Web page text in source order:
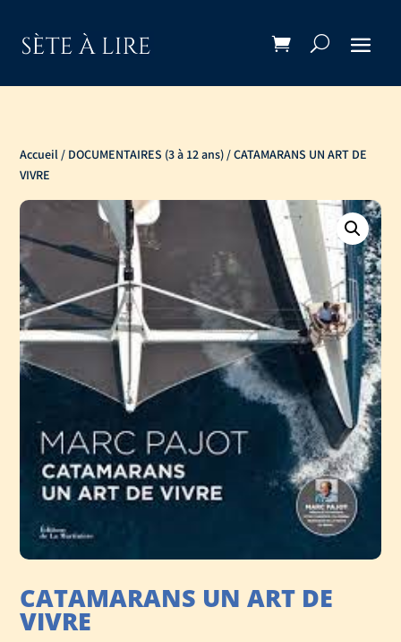
Accueil / DOCUMENTAIRES (3 à 12 ans) / CATAMARANS UN ART DE
VIVRE
CATAMARANS UN ART DE
VIVRE